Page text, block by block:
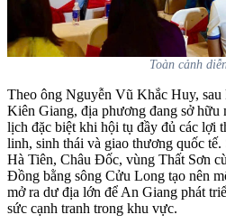
Toàn cảnh
Theo ông Nguyễn Vũ Khắc Huy,
Kiên Giang, địa phương đang sở hữu
lịch đặc biệt khi hội tụ đầy đủ các lợi
linh, sinh thái và giao thương quốc
Hà Tiên, Châu Đốc, vùng Thất Sơn
Đồng bằng sông Cửu Long tạo nên
mở ra dư địa lớn để An Giang phát
sức cạnh tranh trong khu vực.